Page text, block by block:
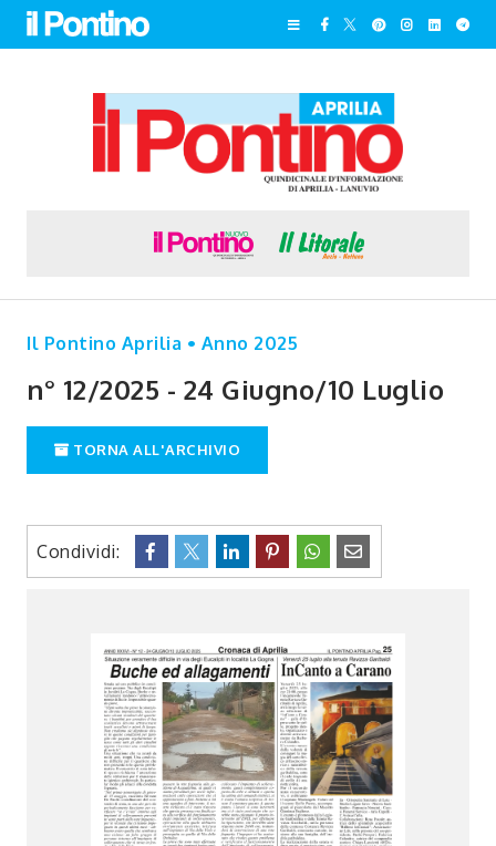
Il Pontino Aprilia • Anno 2025
n° 12/2025 - 24 Giugno/10 Luglio
TORNA ALL'ARCHIVIO
Condividi: